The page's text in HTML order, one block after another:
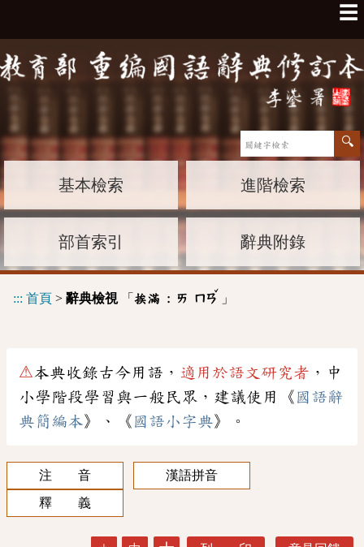
☰
基本檢索 進階檢索
部首索引 辭典附錄
::: 首頁 > 辭典檢視「 挨滿 : ㄞ ㄇㄢ
ˇ
」
⚠本典收錄古今用語， 適用於語文研究者 ，中
小學階段學習與一般民眾，建議使用《 國語辭
典簡編本》、《 國語小字典》。
注 音
漢語拼音
釋 義